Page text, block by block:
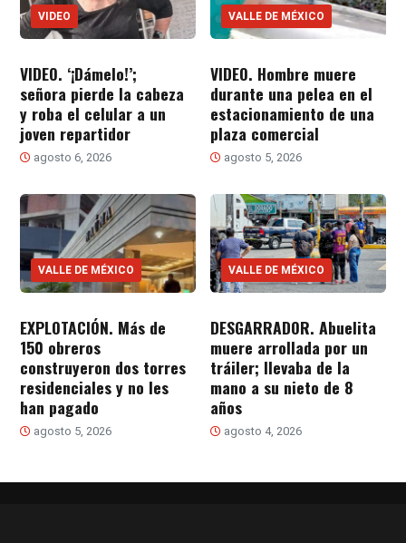
VIDEO
VIDEO. ‘¡Dámelo!’;
señora pierde la cabeza
y roba el celular a un
joven repartidor
agosto 6, 2026
VALLE DE MÉXICO
VIDEO. Hombre muere
durante una pelea en el
estacionamiento de una
plaza comercial
agosto 5, 2026
VALLE DE MÉXICO
EXPLOTACIÓN. Más de
150 obreros
construyeron dos torres
residenciales y no les
han pagado
agosto 5, 2026
VALLE DE MÉXICO
DESGARRADOR. Abuelita
muere arrollada por un
tráiler; llevaba de la
mano a su nieto de 8
años
agosto 4, 2026